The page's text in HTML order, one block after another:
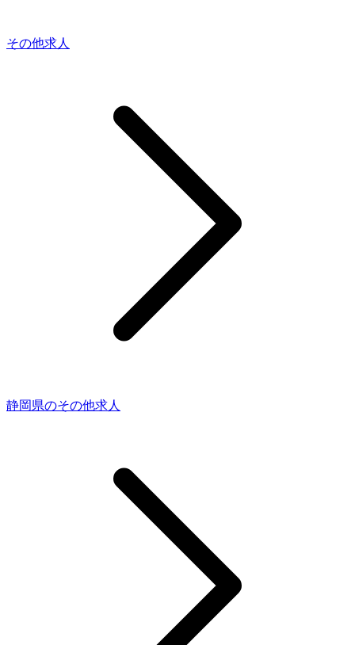
その他求人
静岡県のその他求人